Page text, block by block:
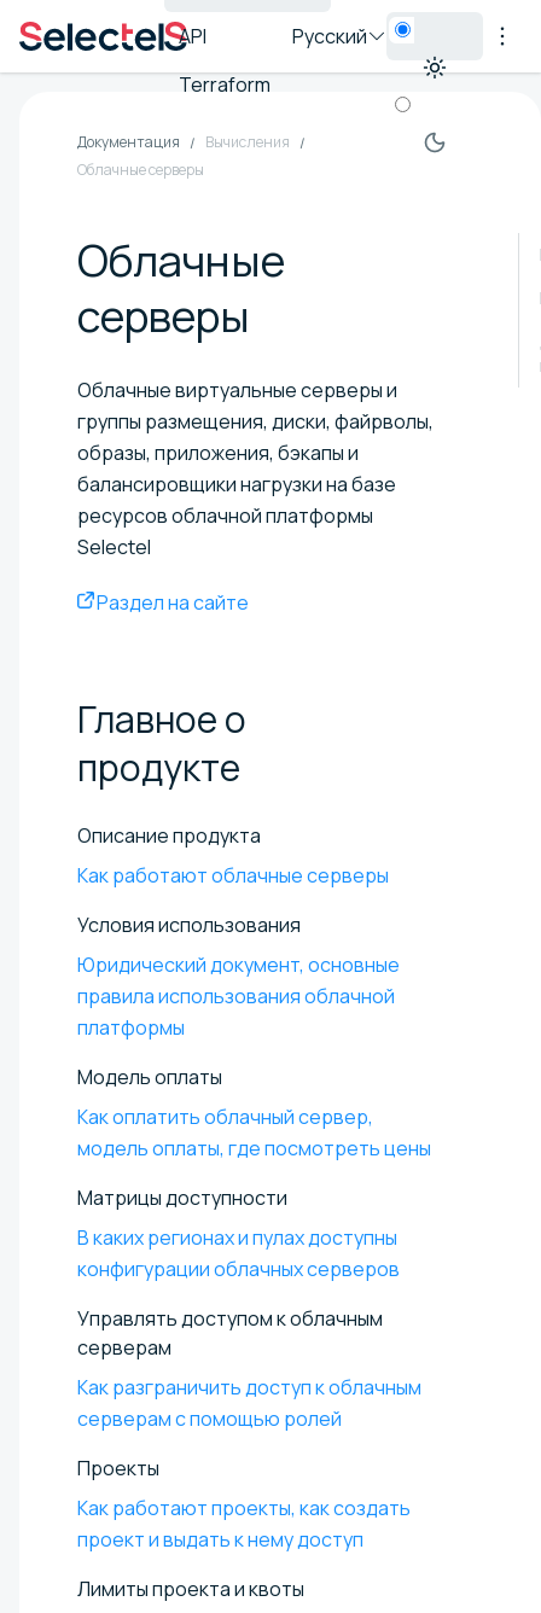
API
Terraform
Русский
Документация
Вычисления
Облачные серверы
Облачные
серверы
Облачные виртуальные серверы и
группы размещения, диски, файрволы,
образы, приложения, бэкапы и
балансировщики нагрузки на базе
ресурсов облачной платформы
Selectel
Раздел на сайте
Главное о
продукте
Описание продукта
Как работают облачные серверы
Условия использования
Юридический документ, основные
правила использования облачной
платформы
Модель оплаты
Как оплатить облачный сервер,
модель оплаты, где посмотреть цены
Матрицы доступности
В каких регионах и пулах доступны
конфигурации облачных серверов
Управлять доступом к облачным
серверам
Как разграничить доступ к облачным
серверам с помощью ролей
Проекты
Как работают проекты, как создать
проект и выдать к нему доступ
Лимиты проекта и квоты